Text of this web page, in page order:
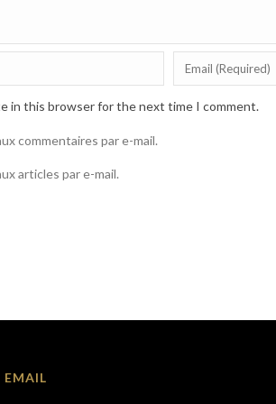
in this browser for the next time I comment.
commentaires par e-mail.
articles par e-mail.
EMAIL